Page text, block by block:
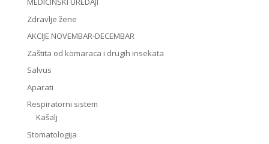
Zdravlje žene
AKCIJE NOVEMBAR-DECEMBAR
Zaštita od komaraca i drugih insekata
Salvus
Aparati
Respiratorni sistem
Kašalj
Stomatologija